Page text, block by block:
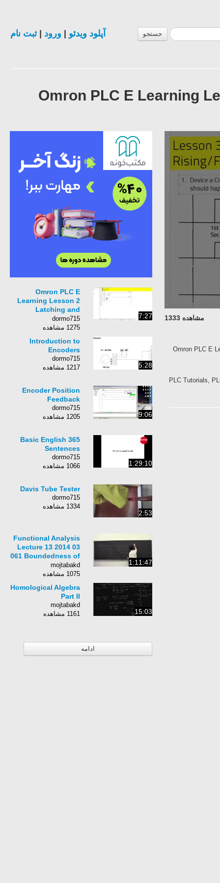
جستجو آپلود ویدئو| ورود| ثبت نام
Omron PLC E Learning
مشاهده 1333
Omron PLC
PLC Tutorials,
7:27
Omron PLC E
Learning Lesson 2
Latching and
Interlocking Exercise-
dormo715
1275 مشاهده
5:28
Introduction to
Encoders
dormo715
1217 مشاهده
9:06
Encoder Position
Feedback
dormo715
1205 مشاهده
1:29:10
365 Basic English
Sentences
dormo715
1066 مشاهده
2:53
Davis Tube Tester
dormo715
1334 مشاهده
1:11:47
Functional Analysis
Lecture 13 2014 03
061 Boundedness of
Hilbert Transform on
Hardy Space (part 2)
mojtabakd
1075 مشاهده
15:03
Homological Algebra
Part II
mojtabakd
1161 مشاهده
ادامه